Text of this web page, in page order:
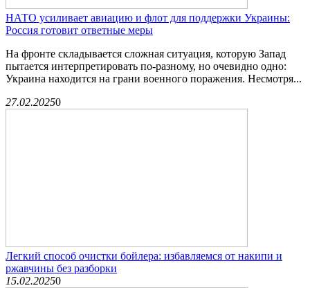
НАТО усиливает авиацию и флот для поддержки Украины:
Россия готовит ответные меры
На фронте складывается сложная ситуация, которую Запад
пытается интерпретировать по-разному, но очевидно одно:
Украина находится на грани военного поражения. Несмотря...
27.02.20250
Легкий способ очистки бойлера: избавляемся от накипи и
ржавчины без разборки
15.02.20250